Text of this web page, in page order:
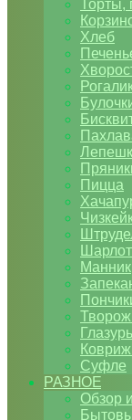
Торты,
Хлеб
Пицца
Манник
Глазурь
Суфле
РАЗНОЕ
Обзор